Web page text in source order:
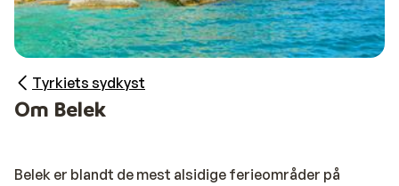
Tyrkiets sydkyst
Om Belek
Belek er blandt de mest alsidige ferieområder på